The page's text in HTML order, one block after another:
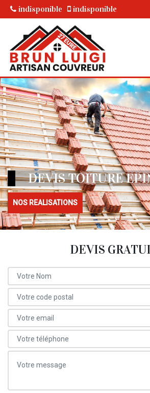
indisponible indisponible
DEVIS TOITURE
NOS REALISATIONS
DEVIS